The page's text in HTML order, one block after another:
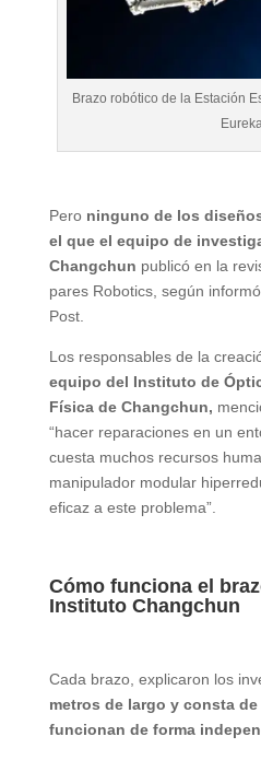
Brazo robótico de la Estación
Pero ninguno de los
el que el equipo de
Changchun publicó en la
pares Robotics, según
Post.
Los responsables de la
equipo del Instituto de
Física de Changchun,
“hacer reparaciones en un
cuesta muchos recursos
manipulador modular
eficaz a este problema”.
Cómo funciona el
Instituto Changchun
Cada brazo, explicaron los
metros de largo y consta
funcionan de forma